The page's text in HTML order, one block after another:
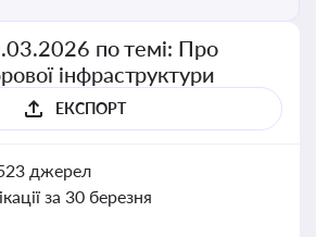
по темі: Про
інфраструктури
ЕКСПОРТ
джерел
за 30 березня